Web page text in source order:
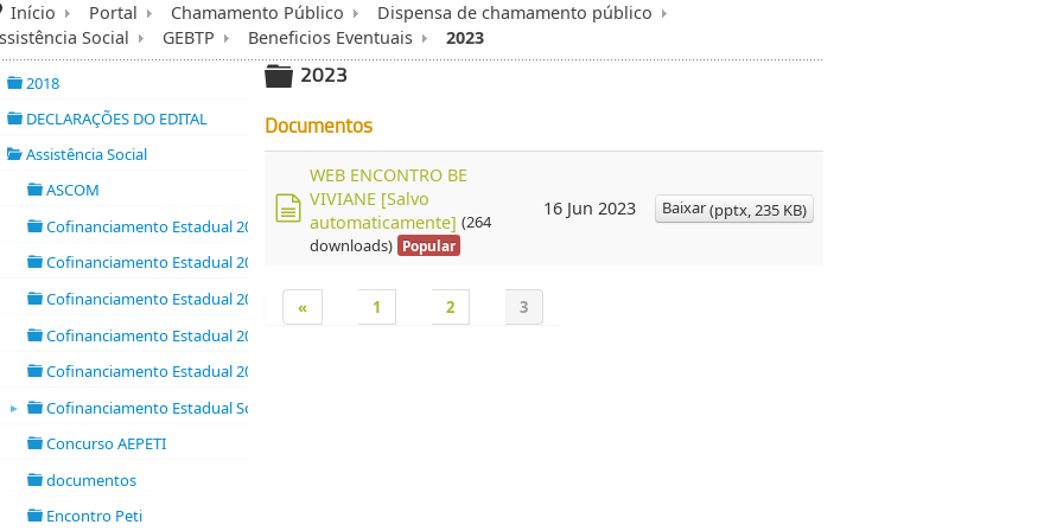
Início Portal Chamamento Público
Dispensa de chamamento público
Social
GEBTP Beneficios Eventuais 2023
2018
DECLARAÇÕES DO EDITAL
Assistência Social
ASCOM
Cofinanciamento Estadual 2017
Cofinanciamento Estadual 2018
Cofinanciamento Estadual 2019
Cofinanciamento Estadual 2020
Cofinanciamento Estadual 2021
► Cofinanciamento Estadual Socioassistencial 2016
Concurso AEPETI
documentos
Encontro Peti
2023
Documentos
documento
WEB ENCONTRO BE
VIVIANE [Salvo
automaticamente] (264
downloads) Popular
16 Jun 2023 Baixar(pptx,235 KB)
« 1 2 3